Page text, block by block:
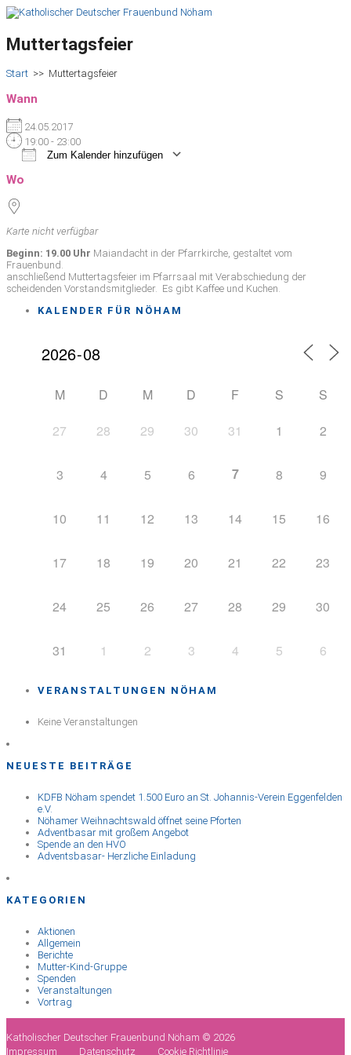
Muttertagsfeier
Start >> Muttertagsfeier
Wann
24.05.2017
19:00 - 23:00
Zum Kalender hinzufügen
Wo
Karte nicht verfügbar
Beginn: 19.00 Uhr Maiandacht in der Pfarrkirche, gestaltet vom
Frauenbund.
anschließend Muttertagsfeier im Pfarrsaal mit Verabschiedung der
scheidenden Vorstandsmitglieder. Es gibt Kaffee und Kuchen.
KALENDER FÜR NÖHAM
M D M D F S
S
27
28 29 30 31 1 2
3 4 5 6 7 8 9
10 11 12 13 14 15 16
17 18 19 20 21 22 23
24 25 26 27 28 29 30
31 1 2 3 4 5 6
VERANSTALTUNGEN NÖHAM
Keine Veranstaltungen
NEUESTE BEITRÄGE
KDFB Nöham spendet 1.500 Euro an St. Johannis-Verein Eggenfelden
e.V.
Nöhamer Weihnachtswald öffnet seine Pforten
Adventbasar mit großem Angebot
Spende an den HVO
Adventsbasar- Herzliche Einladung
KATEGORIEN
Aktionen
Allgemein
Berichte
Mutter-Kind-Gruppe
Spenden
Veranstaltungen
Vortrag
Katholischer Deutscher Frauenbund Nöham © 2026
Impressum
Datenschutz Cookie Richtlinie